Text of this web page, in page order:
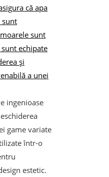
că apa
sunt
sunt
echipate
și
a unei
ingenioase
game variate
într-o
estetic.